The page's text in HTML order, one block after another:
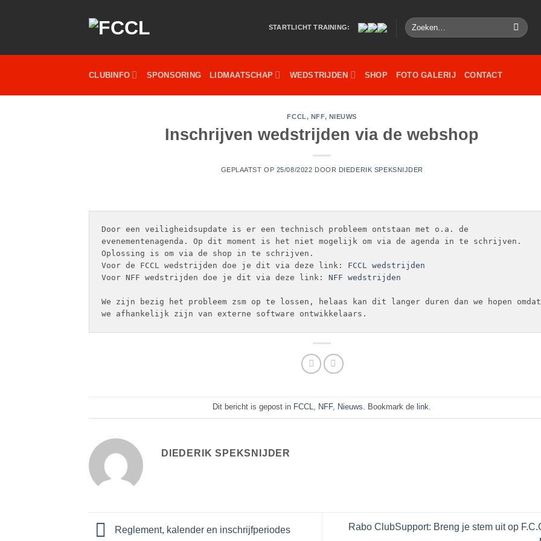
STARTLICHT TRAINING:
Zoeken
naar:
CLUBINFO SPONSORING LIDMAATSCHAP WEDSTRIJDEN SHOP FOTO GALERIJ CONTACT
FCCL, NFF, NIEUWS
Inschrijven wedstrijden via de webshop
GEPLAATST OP 25/08/2022 DOOR DIEDERIK SPEKSNIJDER
Door een veiligheidsupdate is er een technisch probleem ontstaan met o.a. de
evenementenagenda. Op dit moment is het niet mogelijk om via de agenda in te schrijven.
Oplossing is om via de shop in te schrijven.
Voor de FCCL wedstrijden doe je dit via deze link:
FCCL wedstrijden
Voor NFF wedstrijden doe je dit via deze link: NFF wedstrijden
We zijn bezig het probleem zsm op te lossen, helaas kan dit langer duren dan we hopen omdat
we afhankelijk zijn van externe software ontwikkelaars.
Dit bericht is gepost in FCCL, NFF, Nieuws. Bookmark de link.
DIEDERIK SPEKSNIJDER
Reglement, kalender en inschrijfperiodes Rabo ClubSupport: Breng je stem uit op